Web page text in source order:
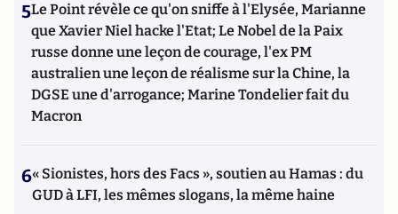
5Le Point révèle ce qu'on sniffe à l'Elysée, Marianne
que Xavier Niel hacke l'Etat; Le Nobel de la Paix
russe donne une leçon de courage, l'ex PM
australien une leçon de réalisme sur la Chine, la
DGSE une d'arrogance; Marine Tondelier fait du
Macron
6« Sionistes, hors des Facs », soutien au Hamas : du
GUD à LFI, les mêmes slogans, la même haine